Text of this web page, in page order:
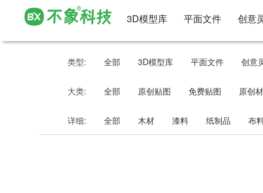
3D模型库 平面文件 创意
类型: 全部 3D模型库 平面文件 创意
大类: 全部 原创贴图 免费贴图 原创
详细: 全部 木材 漆料 纸制品 布